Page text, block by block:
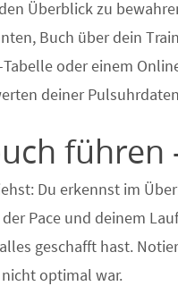
Überblick zu
Buch über dein
Tabelle oder einem
deiner
führen
Du erkennst im
Pace und deinem
geschafft hast.
optimal war.